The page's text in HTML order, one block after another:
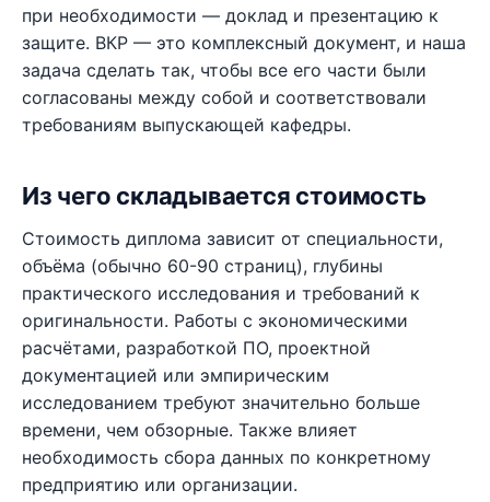
при необходимости — доклад и презентацию к
защите. ВКР — это комплексный документ, и наша
задача сделать так, чтобы все его части были
согласованы между собой и соответствовали
требованиям выпускающей кафедры.
Из чего складывается стоимость
Стоимость диплома зависит от специальности,
объёма (обычно 60-90 страниц), глубины
практического исследования и требований к
оригинальности. Работы с экономическими
расчётами, разработкой ПО, проектной
документацией или эмпирическим
исследованием требуют значительно больше
времени, чем обзорные. Также влияет
необходимость сбора данных по конкретному
предприятию или организации.